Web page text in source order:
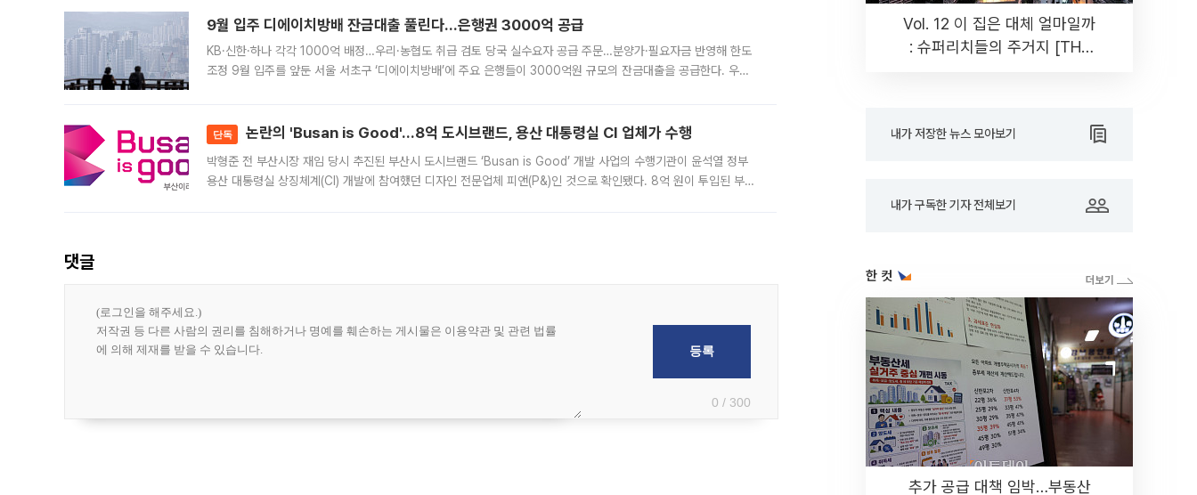
9월 입주 디에이치방배 잔금대출 풀린다…은행권 3000억 공급
KB·신한·하나 각각 1000억 배정…우리·농협도 취급 검토 당국 실수요자 공급 주문…분양가·필요자금 반영해 한도
조정 9월 입주를 앞둔 서울 서초구 ‘디에이치방배’에 주요 은행들이 3000억원 규모의 잔금대출을 공급한다. 우리
단독 논란의 'Busan is Good'…8억 도시브랜드, 용산 대통령실 CI 업체가 수행
박형준 전 부산시장 재임 당시 추진된 부산시 도시브랜드 ‘Busan is Good’ 개발 사업의 수행기관이 윤석열 정부
용산 대통령실 상징체계(CI) 개발에 참여했던 디자인 전문업체 피앤(P&)인 것으로 확인됐다. 8억 원이 투입된 부산
댓글
0 / 300
Vol. 12 이 집은 대체 얼마일까
: 슈퍼리치들의 주거지 [THE
내가 저장한 뉴스 모아보기
내가 구독한 기자 전체보기
한 컷
추가 공급 대책 임박…부동산